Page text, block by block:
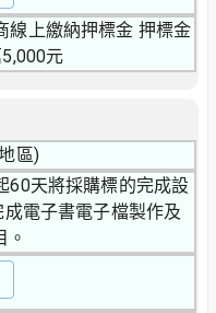
線上繳納押標金 押標金
元
區)
60天將採購標的完成設
電子書電子檔製作及
。